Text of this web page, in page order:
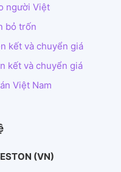
người Việt
bỏ trốn
kết và chuyển giá
kết và chuyển giá
Việt Nam
(VN)